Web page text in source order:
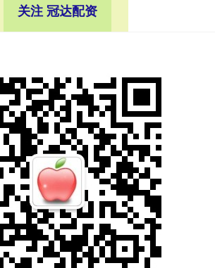
关注 冠达配资